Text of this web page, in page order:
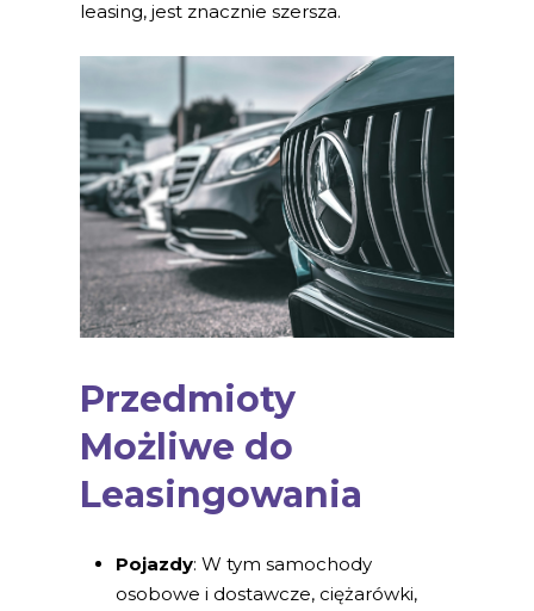
leasing, jest znacznie szersza.
Przedmioty
Możliwe do
Leasingowania
Pojazdy: W tym samochody
osobowe i dostawcze, ciężarówki,